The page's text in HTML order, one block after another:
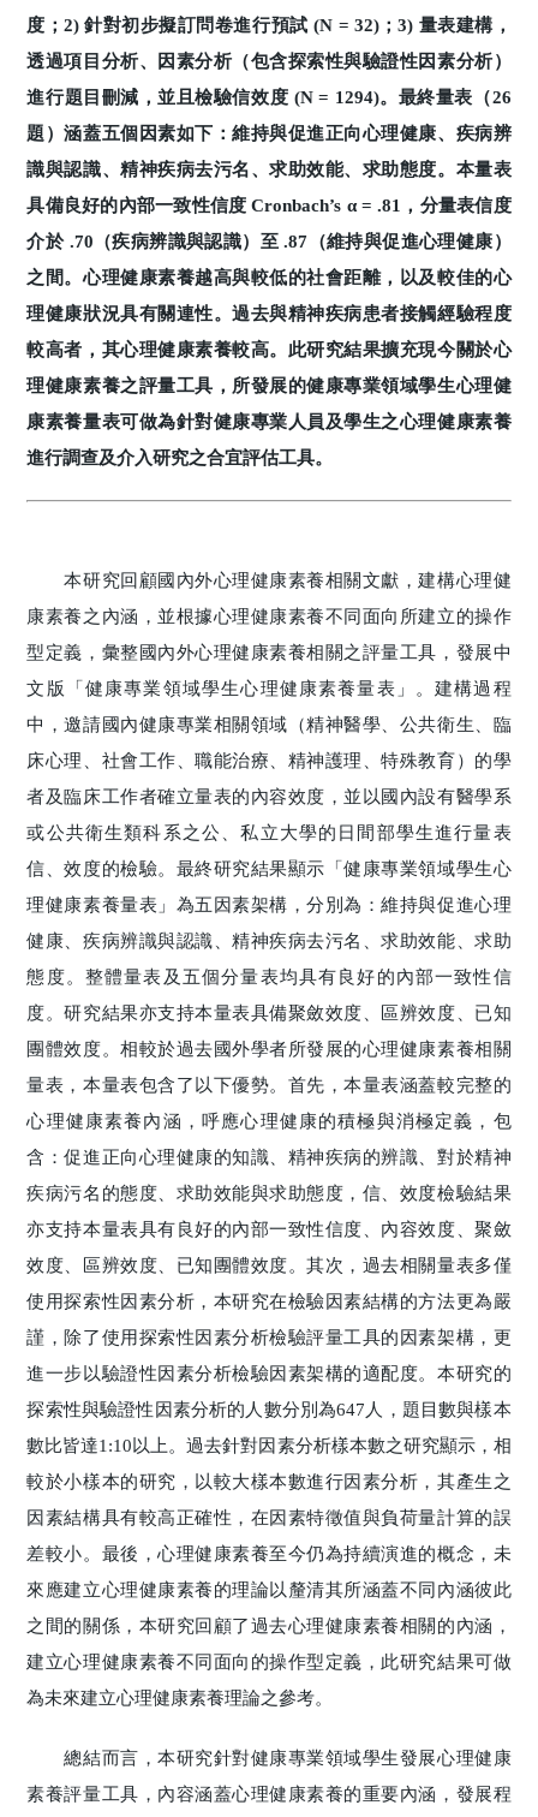
度；2) 針對初步擬訂問卷進行預試 (N = 32)；3) 量表建構，
透過項目分析、因素分析（包含探索性與驗證性因素分析）
進行題目刪減，並且檢驗信效度 (N = 1294)。最終量表（26
題）涵蓋五個因素如下：維持與促進正向心理健康、疾病辨
識與認識、精神疾病去污名、求助效能、求助態度。本量表
具備良好的內部一致性信度 Cronbach’s α = .81，分量表信度
介於 .70（疾病辨識與認識）至 .87（維持與促進心理健康）
之間。心理健康素養越高與較低的社會距離，以及較佳的心
理健康狀況具有關連性。過去與精神疾病患者接觸經驗程度
較高者，其心理健康素養較高。此研究結果擴充現今關於心
理健康素養之評量工具，所發展的健康專業領域學生心理健
康素養量表可做為針對健康專業人員及學生之心理健康素養
進行調查及介入研究之合宜評估工具。
本研究回顧國內外心理健康素養相關文獻，建構心理健
康素養之內涵，並根據心理健康素養不同面向所建立的操作
型定義，彙整國內外心理健康素養相關之評量工具，發展中
文版「健康專業領域學生心理健康素養量表」。建構過程
中，邀請國內健康專業相關領域（精神醫學、公共衛生、臨
床心理、社會工作、職能治療、精神護理、特殊教育）的學
者及臨床工作者確立量表的內容效度，並以國內設有醫學系
或公共衛生類科系之公、私立大學的日間部學生進行量表
信、效度的檢驗。最終研究結果顯示「健康專業領域學生心
理健康素養量表」為五因素架構，分別為：維持與促進心理
健康、疾病辨識與認識、精神疾病去污名、求助效能、求助
態度。整體量表及五個分量表均具有良好的內部一致性信
度。研究結果亦支持本量表具備聚斂效度、區辨效度、已知
團體效度。相較於過去國外學者所發展的心理健康素養相關
量表，本量表包含了以下優勢。首先，本量表涵蓋較完整的
心理健康素養內涵，呼應心理健康的積極與消極定義，包
含：促進正向心理健康的知識、精神疾病的辨識、對於精神
疾病污名的態度、求助效能與求助態度，信、效度檢驗結果
亦支持本量表具有良好的內部一致性信度、內容效度、聚斂
效度、區辨效度、已知團體效度。其次，過去相關量表多僅
使用探索性因素分析，本研究在檢驗因素結構的方法更為嚴
謹，除了使用探索性因素分析檢驗評量工具的因素架構，更
進一步以驗證性因素分析檢驗因素架構的適配度。本研究的
探索性與驗證性因素分析的人數分別為647人，題目數與樣本
數比皆達1:10以上。過去針對因素分析樣本數之研究顯示，相
較於小樣本的研究，以較大樣本數進行因素分析，其產生之
因素結構具有較高正確性，在因素特徵值與負荷量計算的誤
差較小。最後，心理健康素養至今仍為持續演進的概念，未
來應建立心理健康素養的理論以釐清其所涵蓋不同內涵彼此
之間的關係，本研究回顧了過去心理健康素養相關的內涵，
建立心理健康素養不同面向的操作型定義，此研究結果可做
為未來建立心理健康素養理論之參考。
總結而言，本研究針對健康專業領域學生發展心理健康
素養評量工具，內容涵蓋心理健康素養的重要內涵，發展程